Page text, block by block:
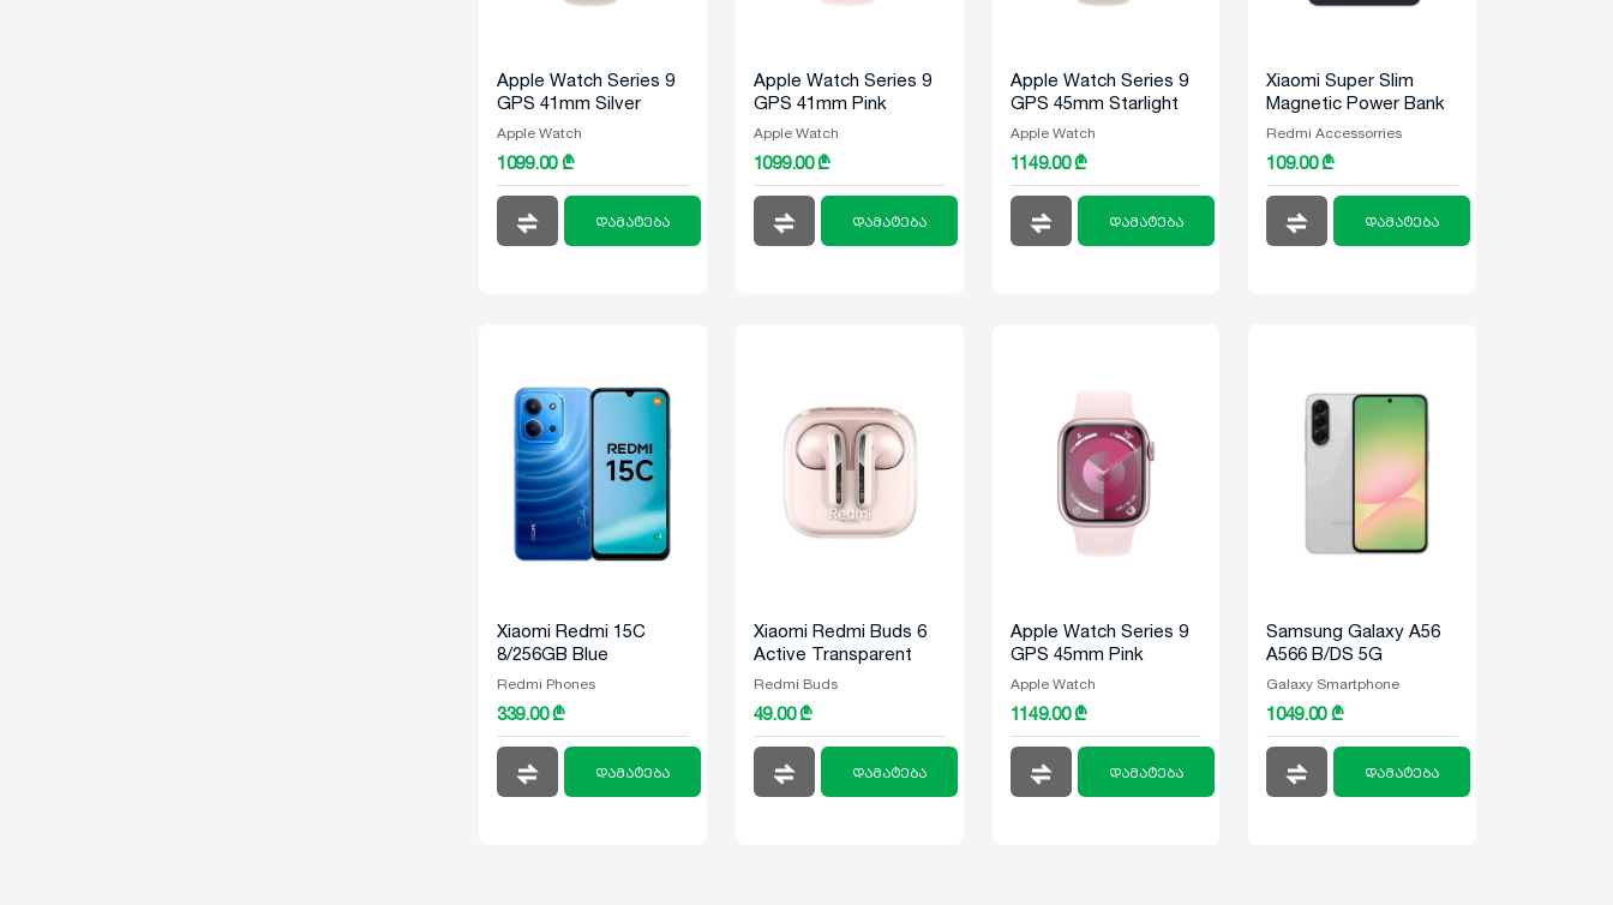
Apple Watch Series 9
GPS 41mm Silver
Aluminum Case With
Winter Blue Sport
Loop
Apple Watch
1099.00 ₾
დამატება
Apple Watch Series 9
GPS 41mm Pink
Aluminum Case With
Light Pink Sport Loop
Apple Watch
1099.00 ₾
დამატება
Apple Watch Series 9
GPS 45mm Starlight
Aluminum Case With
Starlight Sport Band
Apple Watch
1149.00 ₾
დამატება
Xiaomi Super Slim
Magnetic Power Bank
5000 Black
Redmi Accessorries
109.00 ₾
დამატება
Xiaomi Redmi 15C
8/256GB Blue
Redmi Phones
339.00 ₾
დამატება
Xiaomi Redmi Buds 6
Active Transparent
pink
Redmi Buds
49.00 ₾
დამატება
Apple Watch Series 9
GPS 45mm Pink
Aluminum Case With
Light Pink Sport Band
Apple Watch
1149.00 ₾
დამატება
Samsung Galaxy A56
A566 B/DS 5G
8/128GB Gray
Galaxy Smartphone
1049.00 ₾
დამატება